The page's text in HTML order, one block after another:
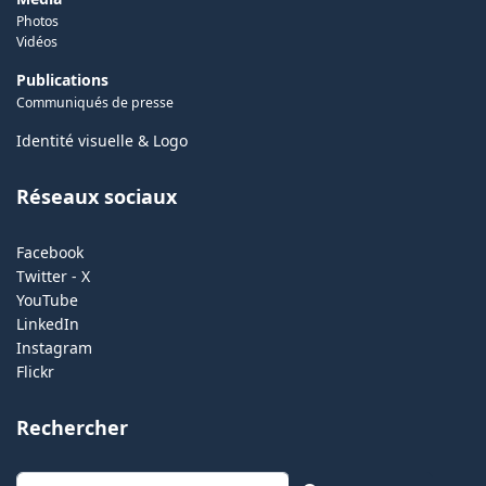
Photos
Vidéos
Publications
Communiqués de presse
Identité visuelle & Logo
Réseaux sociaux
Facebook
Twitter - X
YouTube
LinkedIn
Instagram
Flickr
Rechercher